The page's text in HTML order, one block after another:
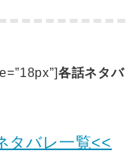
各話ネタバ
タバレ一覧<<